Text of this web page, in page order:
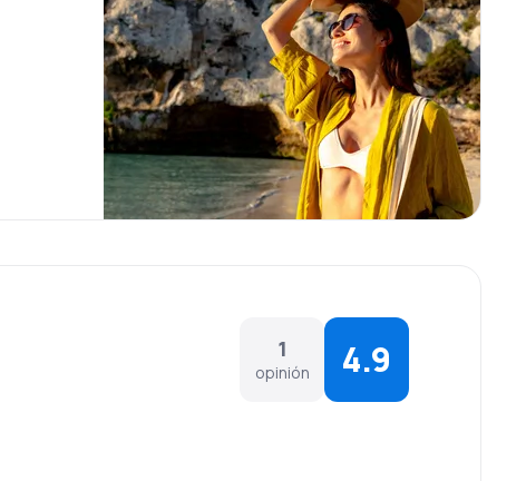
1
opinión 4.9